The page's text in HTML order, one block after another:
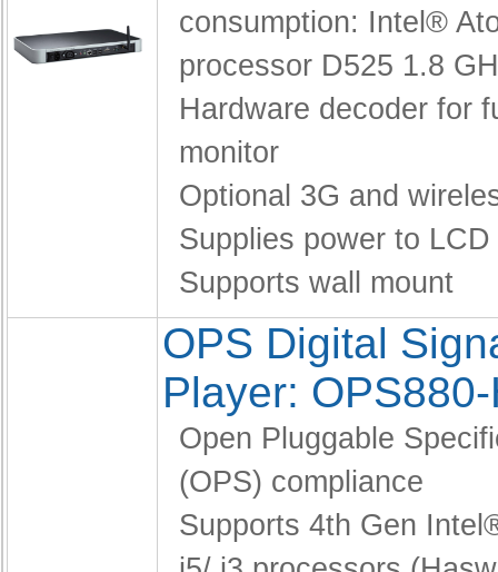
consumption: Intel®
processor D525 1.8
Hardware decoder for
monitor
Optional 3G and
Supplies power to LCD
Supports wall mount
OPS Digital
Player:
Open Pluggable
(OPS) compliance
Supports 4th Gen